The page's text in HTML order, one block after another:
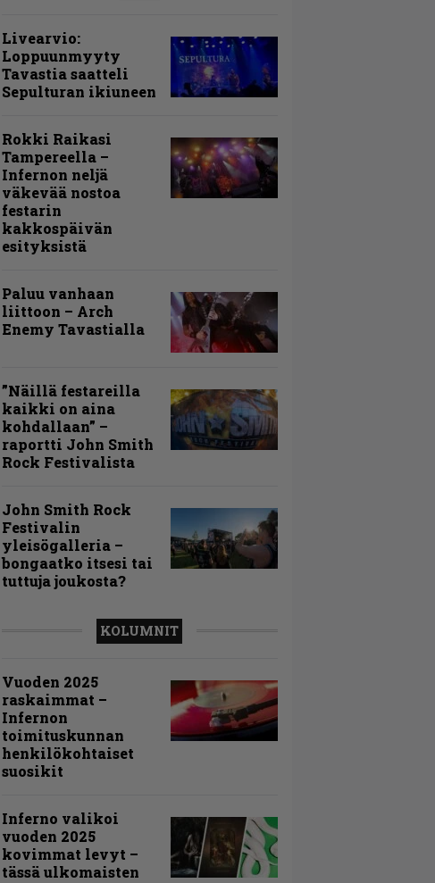
Livearvio:
Loppuunmyyty
Tavastia saatteli
Sepulturan ikiuneen
Rokki Raikasi
Tampereella –
Infernon neljä
väkevää nostoa
festarin
kakkospäivän
esityksistä
Paluu vanhaan
liittoon – Arch
Enemy Tavastialla
”Näillä festareilla
kaikki on aina
kohdallaan” –
raportti John Smith
Rock Festivalista
John Smith Rock
Festivalin
yleisögalleria –
bongaatko itsesi tai
tuttuja joukosta?
KOLUMNIT
Vuoden 2025
raskaimmat –
Infernon
toimituskunnan
henkilökohtaiset
suosikit
Inferno valikoi
vuoden 2025
kovimmat levyt –
tässä ulkomaisten